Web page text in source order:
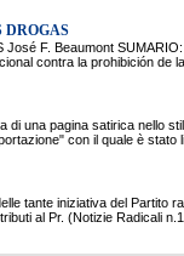
DROGAS
F. Beaumont
contra la prohibición de
di una pagina satirica nello
con il quale è stato
tante iniziativa del Partito
al Pr. (Notizie Radicali